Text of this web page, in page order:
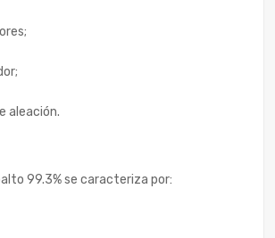
aleación.
99.3% se caracteriza por: